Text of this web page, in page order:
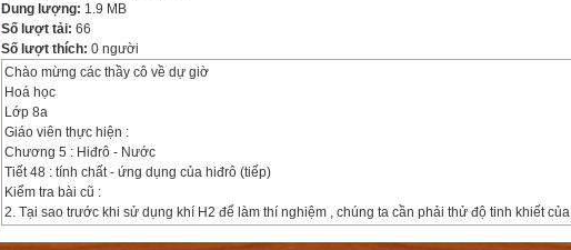
Dung lượng: 1.9 MB
Số lượt tải: 66
Số lượt thích: 0 người
Chào mừng các thầy cô về dự giờ
Hoá học
Lớp 8a
Giáo viên thực hiện :
Chương 5 : Hiđrô - Nước
Tiết 48 : tính chất - ứng dụng của hiđrô (tiếp)
Kiểm tra bài cũ :
2. Tại sao trước khi sử dụng khí H2 để làm thí nghiệm , chúng ta cần phải thử độ tinh khiết của